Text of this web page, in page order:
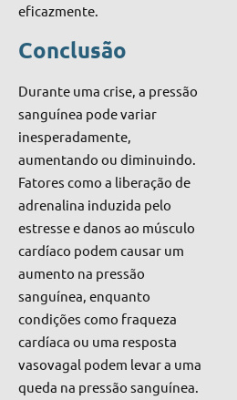
eficazmente.
Conclusão
Durante uma crise, a pressão
sanguínea pode variar
inesperadamente,
aumentando ou diminuindo.
Fatores como a liberação de
adrenalina induzida pelo
estresse e danos ao músculo
cardíaco podem causar um
aumento na pressão
sanguínea, enquanto
condições como fraqueza
cardíaca ou uma resposta
vasovagal podem levar a uma
queda na pressão sanguínea.